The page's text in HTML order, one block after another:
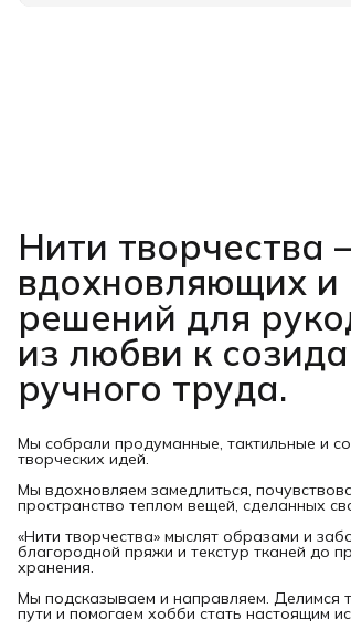
Нити творчества
вдохновляющих и
решений для
из любви к
ручного труда.
Мы собрали продуманные, тактильные и
творческих идей.
Мы вдохновляем замедлиться,
пространство теплом вещей, сделанных
«Нити творчества» мыслят образами и
благородной пряжи и текстур тканей до
хранения.
Мы подсказываем и направляем. Делимся
пути и помогаем хобби стать настоящим